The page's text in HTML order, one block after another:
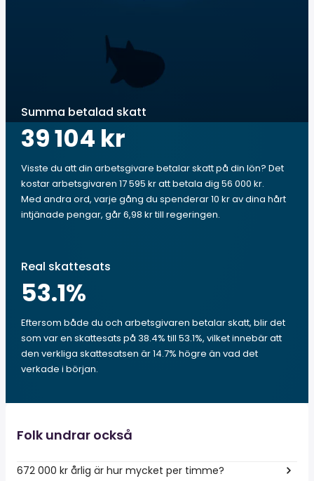
Summa betalad skatt
39 104 kr
Visste du att din arbetsgivare betalar skatt på din lön? Det
kostar arbetsgivaren 17 595 kr att betala dig 56 000 kr.
Med andra ord, varje gång du spenderar 10 kr av dina hårt
intjänade pengar, går 6,98 kr till regeringen.
Real skattesats
53.1%
Eftersom både du och arbetsgivaren betalar skatt, blir det
som var en skattesats på 38.4% till 53.1%, vilket innebär att
den verkliga skattesatsen är 14.7% högre än vad det
verkade i början.
Folk undrar också
672 000 kr årlig är hur mycket per timme?